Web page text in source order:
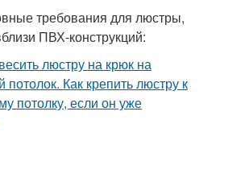
требования для люстры,
ПВХ-конструкций: